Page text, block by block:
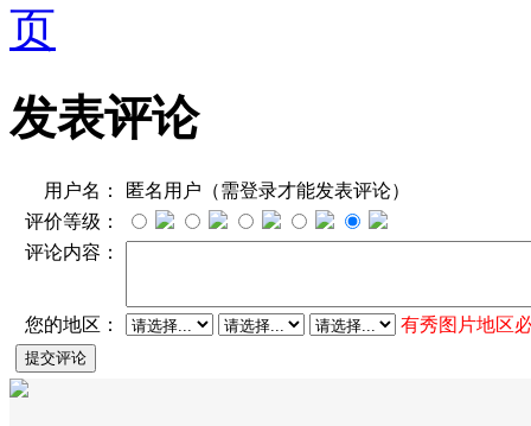
页
发表评论
用户名：
匿名用户（需登录才能发表评论）
评价等级：
评论内容：
您的地区： 有秀图片地区